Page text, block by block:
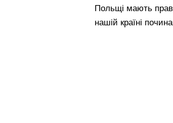
Польщі мають
нашій країні